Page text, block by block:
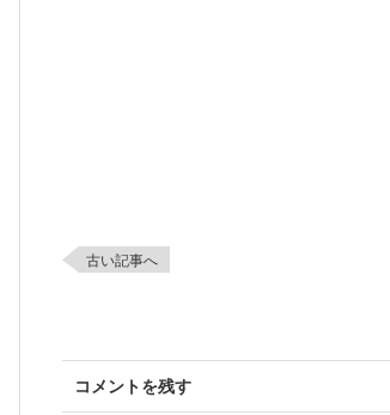
古い記事へ
コメントを残す